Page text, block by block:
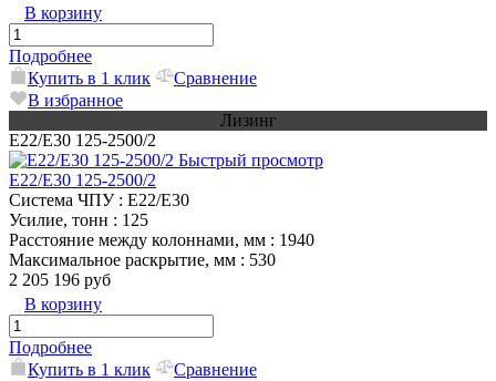
В корзину
Подробнее
Купить в 1 клик
Сравнение
В избранное
Лизинг
E22/E30 125-2500/2
Быстрый просмотр
E22/E30 125-2500/2
Система ЧПУ: E22/E30
Усилие, тонн : 125
Расстояние между колоннами, мм : 1940
Максимальное раскрытие, мм : 530
2 205 196 руб
В корзину
Подробнее
Купить в 1 клик
Сравнение